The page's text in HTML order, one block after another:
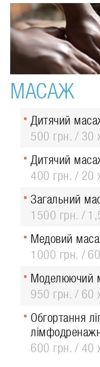
МАСАЖ
Дитячий
500 грн.
30
Дитячий
400 грн.
20
Загальний
1500 грн.
Медовий
1000 грн.
Моделюючий
950 грн.
60
Обгортання
600 грн.
40